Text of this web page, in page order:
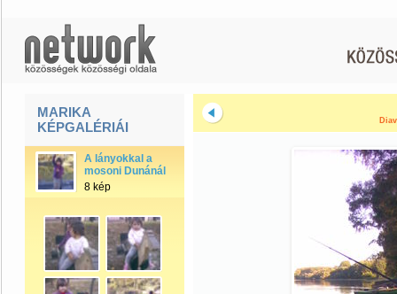
MARIKA
KÉPGALÉRIÁI
A lányokkal a
mosoni Dunánál
8 kép